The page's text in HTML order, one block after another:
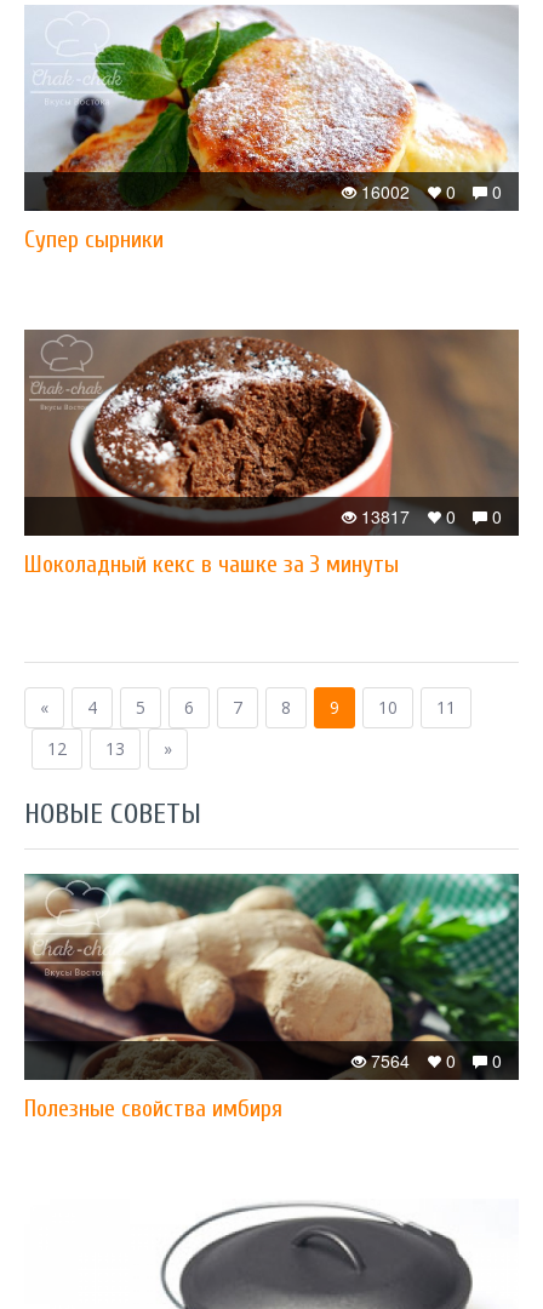
0
0
16002
Супер сырники
0
0
13817
Шоколадный кекс в чашке за 3 минуты
« 4 5 6 7 8 9 10
11
12
13 »
НОВЫЕ СОВЕТЫ
0
0
7564
Полезные свойства имбиря